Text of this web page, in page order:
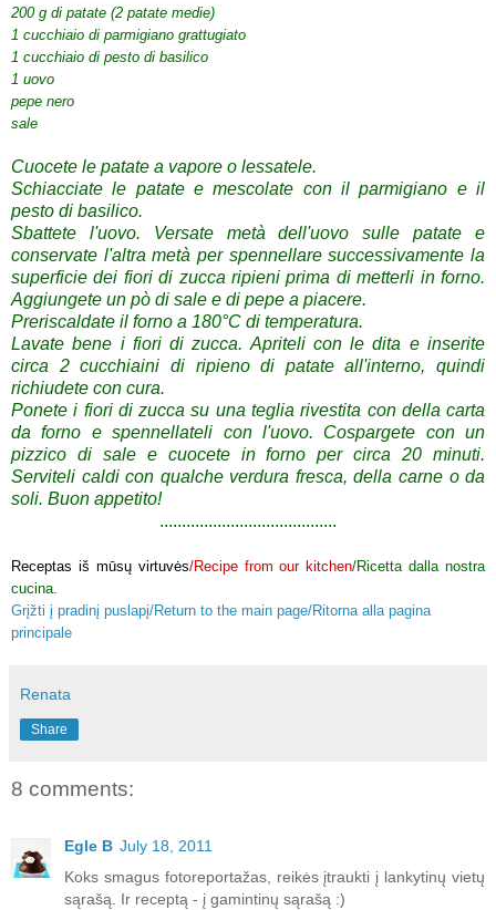
200 g di patate (2 patate medie)
1 cucchiaio di parmigiano grattugiato
1 cucchiaio di pesto di basilico
1 uovo
pepe nero
sale
Cuocete le patate a vapore o lessatele.
Schiacciate le patate e mescolate con il parmigiano e il
pesto di basilico.
Sbattete l'uovo. Versate metà dell'uovo sulle
patate e
conservate l'altra metà per spennellare successivamente la
superficie dei fiori di zucca ripieni prima di metterli in forno.
Aggiungete un pò di sale e di pepe a piacere.
Preriscaldate il forno a 180°C di temperatura.
Lavate bene i fiori di zucca. Apriteli con le dita e inserite
circa 2 cucchiaini diripieno di patate all'interno, quindi
richiudete con cura.
Ponete i fiori di zucca su una teglia rivestita con della carta
da forno e spennellateli con l'uovo. Cospargete con un
pizzico di sale e cuocete in forno per circa 20 minuti.
Serviteli caldi con qualche verdura fresca, della carne o da
soli. Buon appetito!
........................................
Receptas iš mūsų virtuvės/Recipe from our kitchen/Ricetta dalla nostra
cucina.
Grįžti į pradinį puslapį/Return to the main page/Ritorna alla pagina
principale
Renata
Share
8 comments:
Egle B July 18, 2011
Koks smagus fotoreportažas, reikės įtraukti į lankytinų vietų
sąrašą. Ir receptą - į gamintinų sąrašą :)